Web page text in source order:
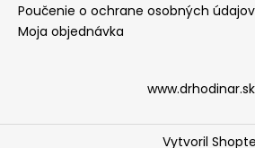
Poučenie o ochrane osobných
Moja objednávka
www.drhodinar.sk
Vytvoril